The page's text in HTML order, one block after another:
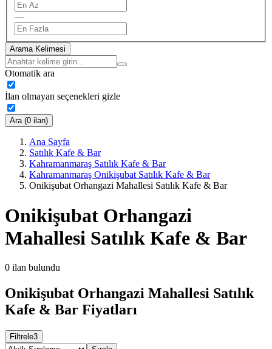
—
Arama Kelimesi
Otomatik ara
İlan olmayan seçenekleri gizle
Ara (0 ilan)
Ana Sayfa
Satılık Kafe & Bar
Kahramanmaraş Satılık Kafe & Bar
Kahramanmaraş Onikişubat Satılık Kafe & Bar
Onikişubat Orhangazi Mahallesi Satılık Kafe & Bar
Onikişubat Orhangazi
Mahallesi Satılık Kafe & Bar
0 ilan bulundu
Onikişubat Orhangazi Mahallesi Satılık
Kafe & Bar Fiyatları
Filtrele3